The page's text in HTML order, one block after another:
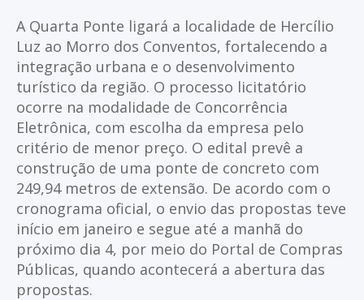
A Quarta Ponte ligará a localidade de Hercílio
Luz ao Morro dos Conventos, fortalecendo a
integração urbana e o desenvolvimento
turístico da região. O processo licitatório
ocorre na modalidade de Concorrência
Eletrônica, com escolha da empresa pelo
critério de menor preço. O edital prevê a
construção de uma ponte de concreto com
249,94 metros de extensão. De acordo com o
cronograma oficial, o envio das propostas teve
início em janeiro e segue até a manhã do
próximo dia 4, por meio do Portal de Compras
Públicas, quando acontecerá a abertura das
propostas.